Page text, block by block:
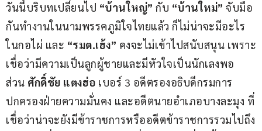
วันนี้บริบทเปลี่ยนไป “บ้านใหญ่” กับ “บ้านใหม่” จับมือ
กันทำงานในนามพรรคภูมิใจไทยแล้ว ก็ไม่น่าจะมีอะไร
ในกอไผ่ และ “รมต.เฮ้ง” คงจะไม่เข้าไปสนับสนุน เพราะ
เชื่อว่ามีความเป็นลูกผู้ชายและมีหัวใจเป็นนักเลงพอ
ส่วน ศักดิ์ชัย แตงฮ่อ เบอร์ 3 อดีตรองอธิบดีกรมการ
ปกครองฝ่ายความมั่นคง และอดีตนายอำเภอบางละมุง ที่
เชื่อว่าน่าจะยังมีข้าราชการหรืออดีตข้าราชการรวมไปถึง